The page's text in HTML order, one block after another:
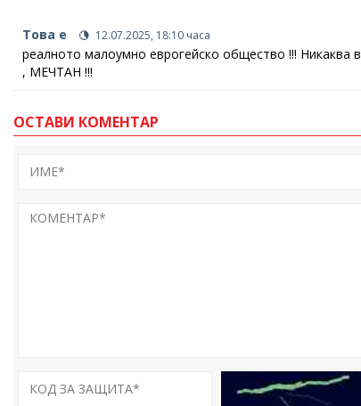
Това е 12.07.2025, 18:10 часа
реалното малоумно еврогейско общество !!! Никаква
, МЕЧТАН !!!
ОСТАВИ КОМЕНТАР